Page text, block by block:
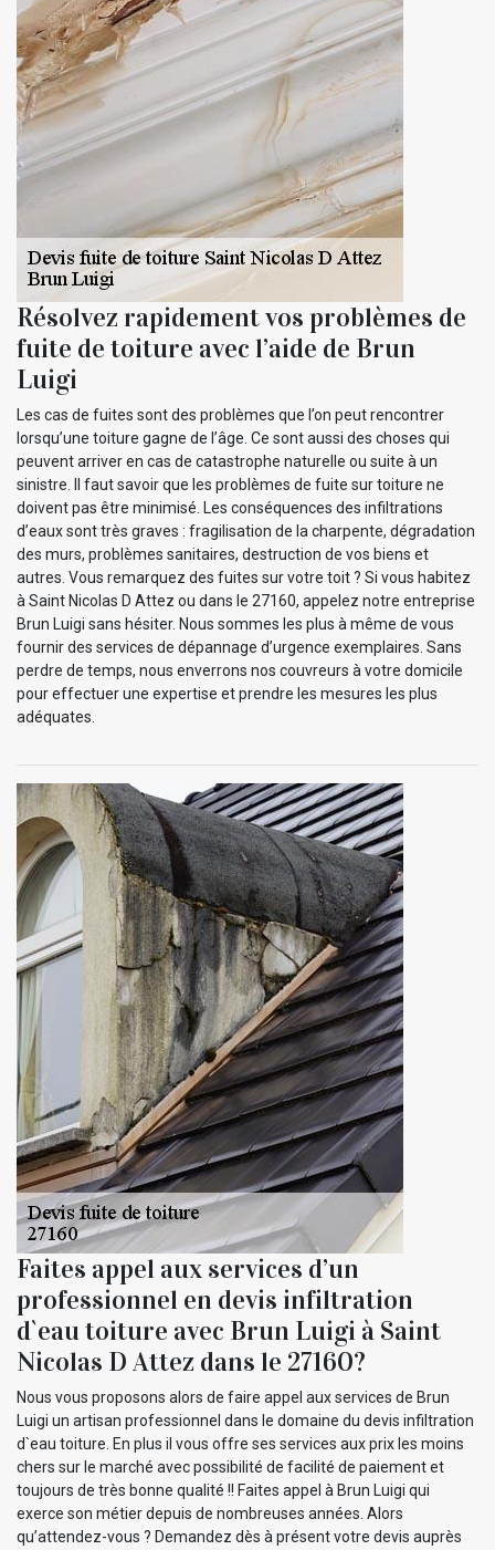
Résolvez rapidement vos problèmes de
fuite de toiture avec l’aide de Brun
Luigi
Les cas de fuites sont des problèmes que l’on peut rencontrer
lorsqu’une toiture gagne de l’âge. Ce sont aussi des choses qui
peuvent arriver en cas de catastrophe naturelle ou suite à un
sinistre. Il faut savoir que les problèmes de fuite sur toiture ne
doivent pas être minimisé. Les conséquences des infiltrations
d’eaux sont très graves : fragilisation de la charpente, dégradation
des murs, problèmes sanitaires, destruction de vos biens et
autres. Vous remarquez des fuites sur votre toit ? Si vous habitez
à Saint Nicolas D Attez ou dans le 27160, appelez notre entreprise
Brun Luigi sans hésiter. Nous sommes les plus à même de vous
fournir des services de dépannage d’urgence exemplaires. Sans
perdre de temps, nous enverrons nos couvreurs à votre domicile
pour effectuer une expertise et prendre les mesures les plus
adéquates.
Faites appel aux services d’un
professionnel en devis infiltration
d`eau toiture avec Brun Luigi à Saint
Nicolas D Attez dans le 27160?
Nous vous proposons alors de faire appel aux services de Brun
Luigi un artisan professionnel dans le domaine du devis infiltration
d`eau toiture. En plus il vous offre ses services aux prix les moins
chers sur le marché avec possibilité de facilité de paiement et
toujours de très bonne qualité !! Faites appel à Brun Luigi qui
exerce son métier depuis de nombreuses années. Alors
qu’attendez-vous ? Demandez dès à présent votre devis auprès